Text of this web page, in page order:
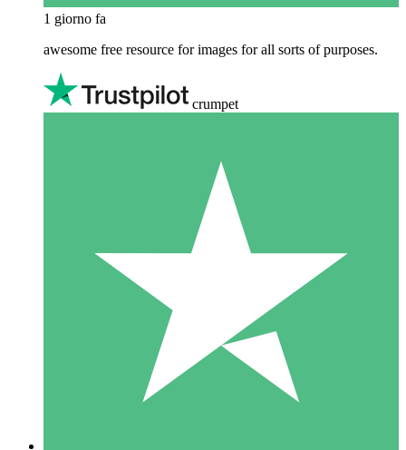
1 giorno fa
awesome free resource for images for all sorts of purposes.
crumpet